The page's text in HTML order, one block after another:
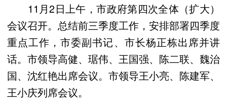
11月2日上午，市政府第四次全体（扩大）
会议召开。总结前三季度工作，安排部署四季度
重点工作，市委副书记、市长杨正栋出席并讲
话。市领导高健、琚伟、王国强、陈二联、魏治
国、沈红艳出席会议。市领导王小亮、陈建军、
王小庆列席会议。